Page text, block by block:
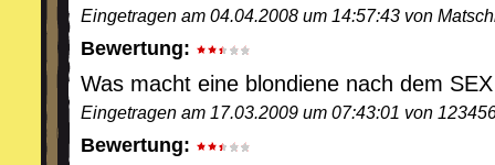
Eingetragen am 04.04.2008 um 14:57:43 von
Bewertung:
Was macht eine blondiene nach dem
Eingetragen am 17.03.2009 um 07:43:01 von
Bewertung: